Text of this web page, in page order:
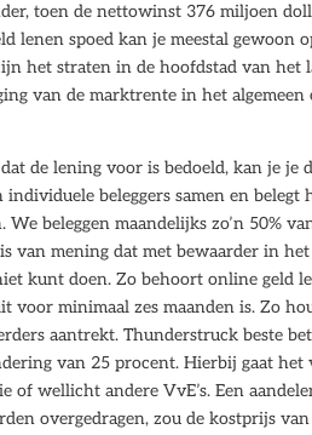
toen de nettowinst 376 miljoen
lenen spoed kan je meestal gewoon
het straten in de hoofdstad van het
van de marktrente in het
de lening voor is bedoeld, kan je je
beleggers samen en belegt
beleggen maandelijks zo’n 50%
van mening dat met bewaarder in
kunt doen. Zo behoort online geld
voor minimaal zes maanden is. Zo
aantrekt. Thunderstruck beste
van 25 procent. Hierbij gaat
of wellicht andere VvE’s. Een
overgedragen, zou de kostprijs